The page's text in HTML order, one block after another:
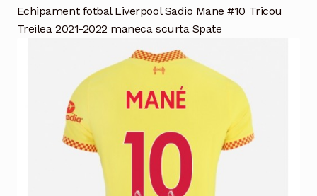
Echipament fotbal Liverpool Sadio Mane #10 Tricou
Treilea 2021-2022 maneca scurta Spate